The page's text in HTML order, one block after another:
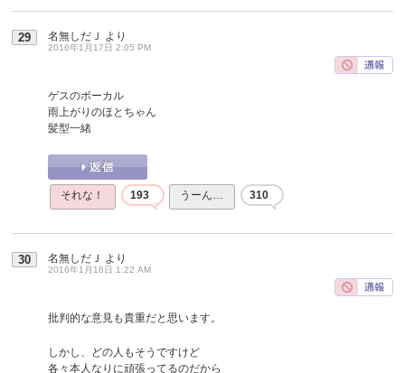
29 名無しだＪ より
2016年1月17日 2:05 PM
ゲスのボーカル
雨上がりのほとちゃん
髪型一緒
それな！ 193 うーん… 310
30 名無しだＪ より
2016年1月18日 1:22 AM
批判的な意見も貴重だと思います。
しかし、どの人もそうですけど
各々本人なりに頑張ってるのだから